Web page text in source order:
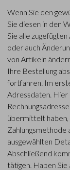
Wenn Sie den
Sie diesen in den
Sie alle
oder auch
von Artikeln
Ihre Bestellung
fortfahren. Im
Adressdaten. Hier
übermittelt haben,
Zahlungsmethode
ausgewählten
Abschließend
tätigen. Haben